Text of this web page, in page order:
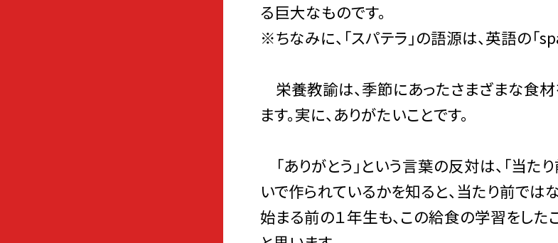
る巨大なものです。
※ちなみに、「スパテラ」の語源は、英語の「
栄養教諭は、季節にあったさまざまな食
ます。実に、ありがたいことです。
「ありがとう」という言葉の反対は、「当た
いで作られているかを知ると、当たり前では
始まる前の１年生も、この給食の学習をした